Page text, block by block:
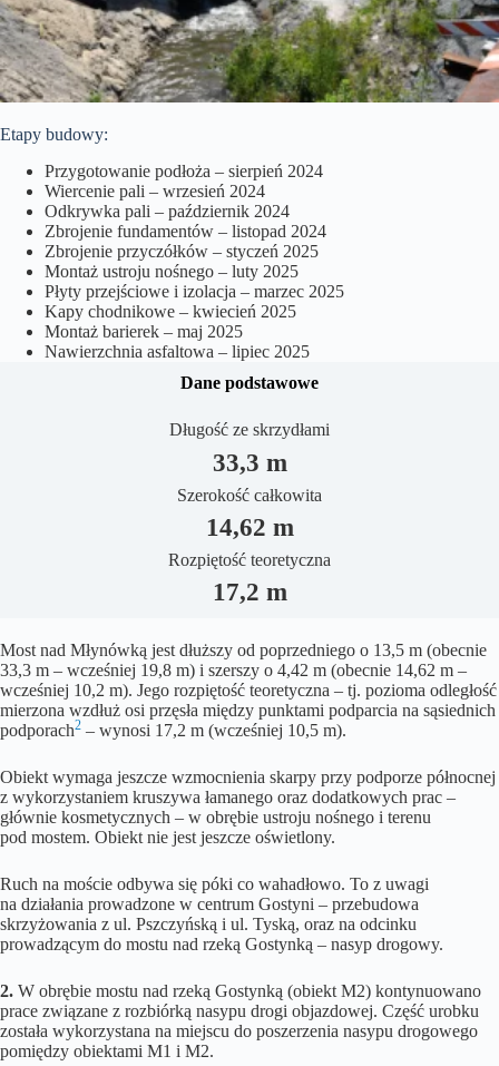
Etapy budowy:
Przygotowanie podłoża – sierpień 2024
Wiercenie pali – wrzesień 2024
Odkrywka pali – październik 2024
Zbrojenie fundamentów – listopad 2024
Zbrojenie przyczółków – styczeń 2025
Montaż ustroju nośnego – luty 2025
Płyty przejściowe i izolacja – marzec 2025
Kapy chodnikowe – kwiecień 2025
Montaż barierek – maj 2025
Nawierzchnia asfaltowa – lipiec 2025
Dane podstawowe
Długość ze skrzydłami
33,3 m
Szerokość całkowita
14,62 m
Rozpiętość teoretyczna
17,2 m
Most nad Młynówką jest dłuższy od poprzedniego o 13,5 m (obecnie
33,3 m – wcześniej 19,8 m) i szerszy o 4,42 m (obecnie 14,62 m –
wcześniej 10,2 m). Jego rozpiętość teoretyczna – tj. pozioma odległość
mierzona wzdłuż osi przęsła między punktami podparcia na sąsiednich
podporach2 – wynosi 17,2 m (wcześniej 10,5 m).
Obiekt wymaga jeszcze wzmocnienia skarpy przy podporze północnej
z wykorzystaniem kruszywa łamanego oraz dodatkowych prac –
głównie kosmetycznych – w obrębie ustroju nośnego i terenu
pod mostem. Obiekt nie jest jeszcze oświetlony.
Ruch na moście odbywa się póki co wahadłowo. To z uwagi
na działania prowadzone w centrum Gostyni – przebudowa
skrzyżowania z ul. Pszczyńską i ul. Tyską, oraz na odcinku
prowadzącym do mostu nad rzeką Gostynką – nasyp drogowy.
2. W obrębie mostu nad rzeką Gostynką (obiekt M2) kontynuowano
prace związane z rozbiórką nasypu drogi objazdowej. Część urobku
została wykorzystana na miejscu do poszerzenia nasypu drogowego
pomiędzy obiektami M1 i M2.